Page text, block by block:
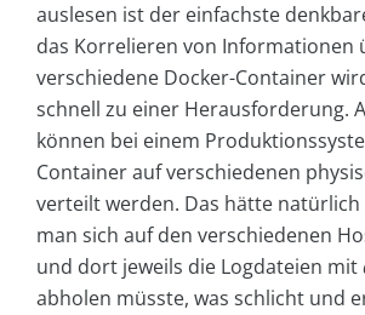
auslesen ist der einfachste
das Korrelieren von Informationen
verschiedene Docker-Container
schnell zu einer Herausforderung.
können bei einem
Container auf verschiedenen
verteilt werden. Das hätte natürlich
man sich auf den verschiedenen
und dort jeweils die Logdateien mit
abholen müsste, was schlicht und